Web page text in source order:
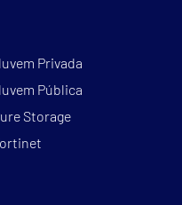
Privada
Pública
Storage